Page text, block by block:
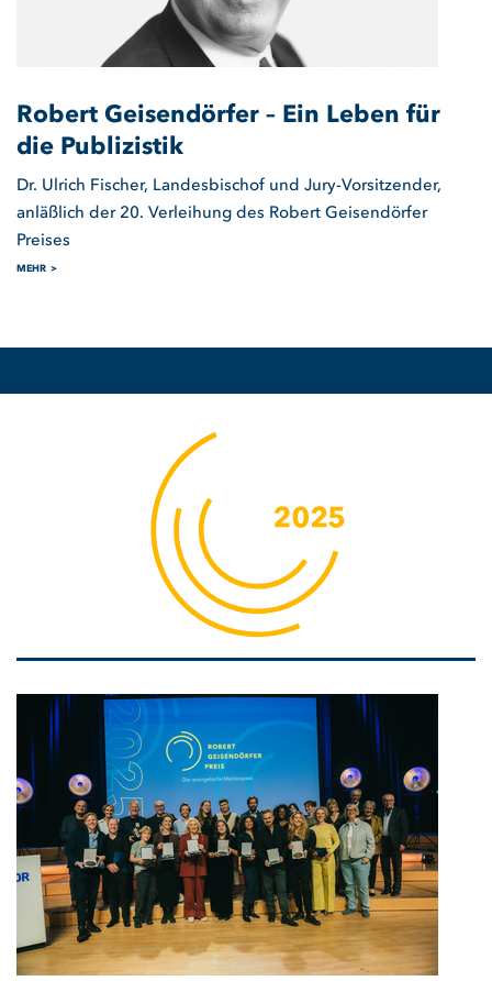
Robert Geisendörfer – Ein Leben für
die Publizistik
Dr. Ulrich Fischer, Landesbischof und Jury-Vorsitzender,
anläßlich der 20. Verleihung des Robert Geisendörfer
Preises
MEHR